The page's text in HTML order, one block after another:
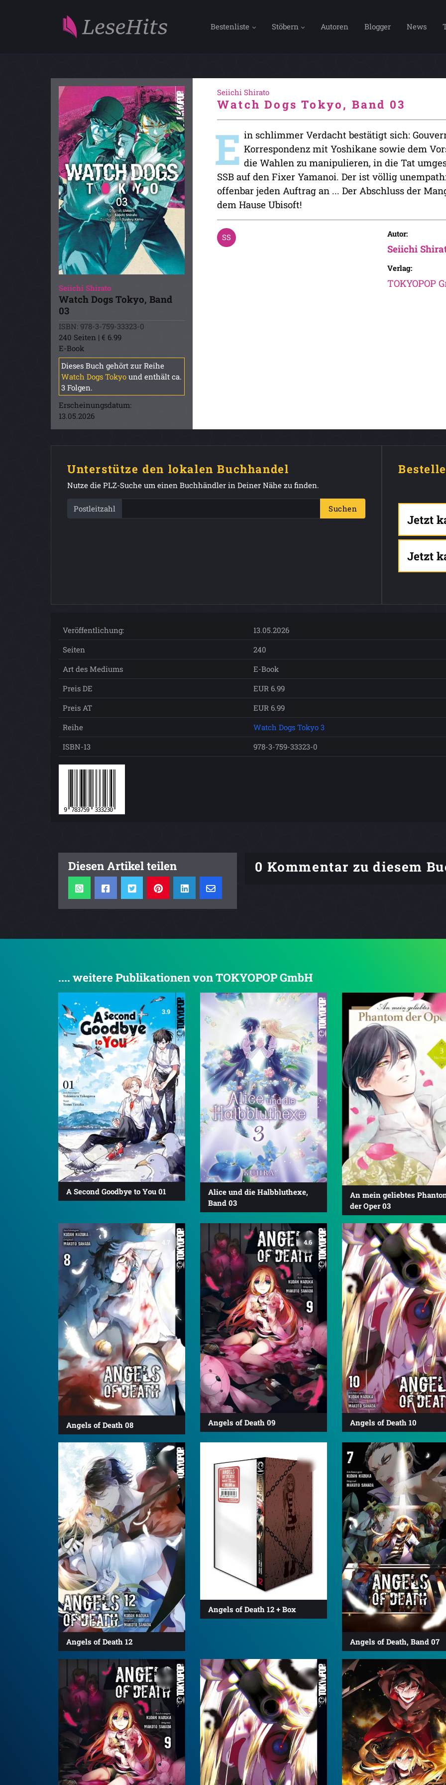
Bestenliste Stöbern Autoren Blogger News
Seiichi Shirato
Watch Dogs Tokyo, Band
03
ISBN: 978-3-759-33323-0
240 Seiten | € 6.99
E-Book
Dieses Buch gehört zur Reihe
Watch Dogs Tokyo und enthält ca.
3 Folgen.
Erscheinungsdatum:
13.05.2026
Seiichi Shirato
Watch Dogs Tokyo, Band 03
E in schlimmer Verdacht bestätigt sich:
Korrespondenz mit Yoshikane sowie dem
die Wahlen zu manipulieren, in die Tat
SSB auf den Fixer Yamanoi. Der ist völlig
offenbar jeden Auftrag an ... Der Abschluss der
dem Hause Ubisoft!
Autor:
Seiichi
Verlag:
TOKYOPOP
Unterstütze den lokalen Buchhandel
Nutze die PLZ-Suche um einen Buchhändler in Deiner Nähe zu finden.
Postleitzahl Suchen
Jetzt
Jetzt
Veröffentlichung:
13.05.2026
Seiten
240
Art des Mediums
E-Book
Preis DE
EUR 6.99
Preis AT
EUR 6.99
Reihe
Watch Dogs Tokyo 3
ISBN-13
978-3-759-33323-0
Diesen Artikel teilen 0 Kommentar zu diesem
.... weitere Publikationen von TOKYOPOP GmbH
3.9
A Second Goodbye to You 01
Alice und die Halbbluthexe,
Band 03
An mein geliebtes
der Oper 03
4.7
Angels of Death 08
4.6
Angels of Death 09 Angels of Death 10
Angels of Death 12
Angels of Death 12 + Box
Angels of Death, Band 07